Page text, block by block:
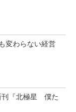
変わらない経営
刊『北極星 僕た